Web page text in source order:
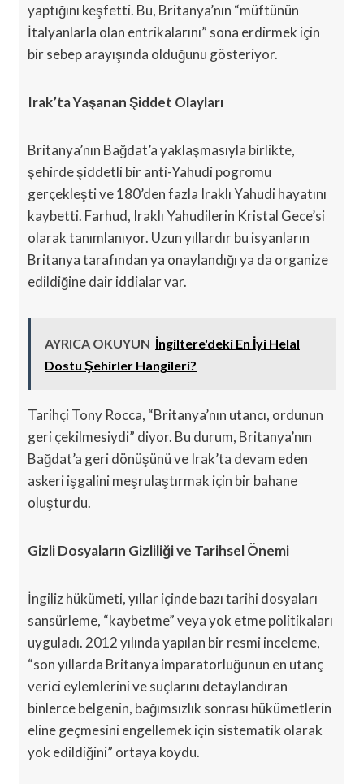
yaptığını keşfetti. Bu, Britanya’nın “müftünün
İtalyanlarla olan entrikalarını” sona erdirmek için
bir sebep arayışında olduğunu gösteriyor.
Irak’ta Yaşanan Şiddet Olayları
Britanya’nın Bağdat’a yaklaşmasıyla birlikte,
şehirde şiddetli bir anti-Yahudi pogromu
gerçekleşti ve 180’den fazla Iraklı Yahudi hayatını
kaybetti. Farhud, Iraklı Yahudilerin Kristal Gece’si
olarak tanımlanıyor. Uzun yıllardır bu isyanların
Britanya tarafından ya onaylandığı ya da organize
edildiğine dair iddialar var.
AYRICA OKUYUN İngiltere'deki En İyi Helal
Dostu Şehirler Hangileri?
Tarihçi Tony Rocca, “Britanya’nın utancı, ordunun
geri çekilmesiydi” diyor. Bu durum, Britanya’nın
Bağdat’a geri dönüşünü ve Irak’ta devam eden
askeri işgalini meşrulaştırmak için bir bahane
oluşturdu.
Gizli Dosyaların Gizliliği ve Tarihsel Önemi
İngiliz hükümeti, yıllar içinde bazı tarihi dosyaları
sansürleme, “kaybetme” veya yok etme politikaları
uyguladı. 2012 yılında yapılan bir resmi inceleme,
“son yıllarda Britanya imparatorluğunun en utanç
verici eylemlerini ve suçlarını detaylandıran
binlerce belgenin, bağımsızlık sonrası hükümetlerin
eline geçmesini engellemek için sistematik olarak
yok edildiğini” ortaya koydu.